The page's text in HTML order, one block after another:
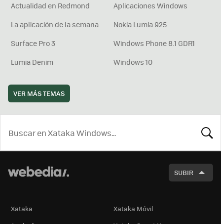
Actualidad en Redmond
Aplicaciones Windows
La aplicación de la semana
Nokia Lumia 925
Surface Pro 3
Windows Phone 8.1 GDR1
Lumia Denim
Windows 10
VER MÁS TEMAS
SUBIR
Xataka
Xataka Móvil